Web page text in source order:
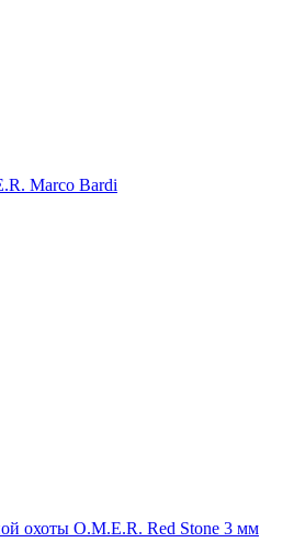
Marco Bardi
охоты O.M.E.R. Red Stone 3 мм